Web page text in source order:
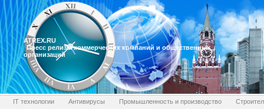
ATREX.RU
Пресс релизы коммерческих компаний и общественных
организаций
IT технологии Антивирусы Промышленность и производство